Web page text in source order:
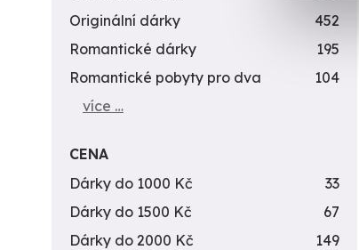
Originální dárky
452
Romantické dárky
195
Romantické pobyty pro dva
104
více …
CENA
Dárky do 1000 Kč
33
Dárky do 1500 Kč
67
Dárky do 2000 Kč
149